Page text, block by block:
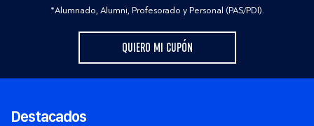
*Alumnado, Alumni, Profesorado y Personal (PAS/PDI).
QUIERO MI CUPÓN
Destacados